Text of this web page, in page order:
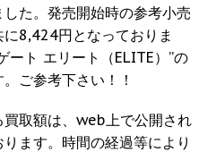
た。発売開始時の参考小売
8,424円となっておりま
ート エリート（ELITE）”の
ご参考下さい！！
取額は、web上で公開され
ます。時間の経過等により